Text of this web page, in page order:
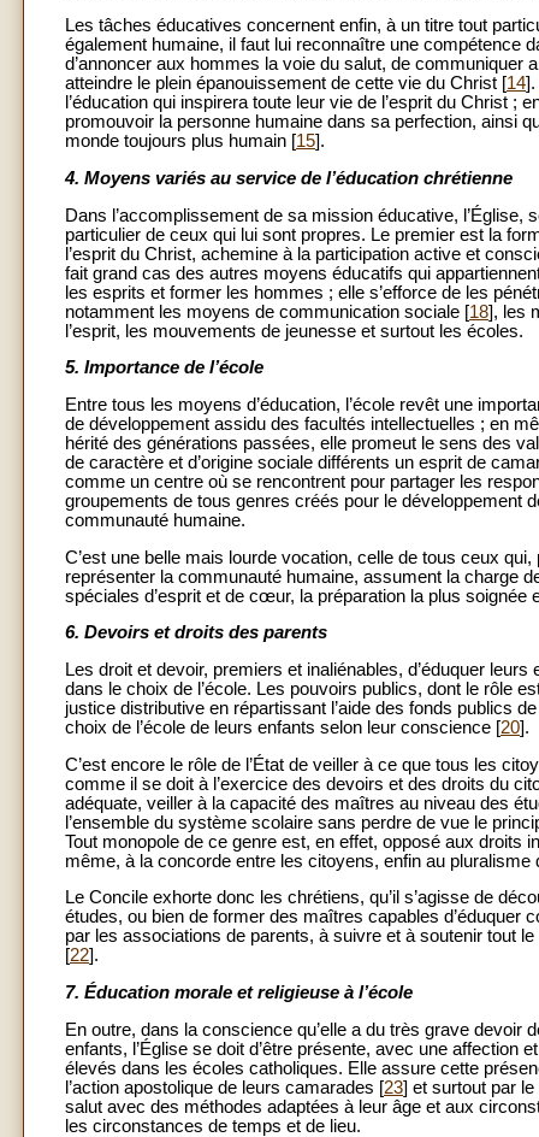
Les tâches éducatives concernent enfin, à un titre tout
également humaine, il faut lui reconnaître une compétence
d’annoncer aux hommes la voie du salut, de
atteindre le plein épanouissement de cette vie du Christ [14].
l’éducation qui inspirera toute leur vie de l’esprit du Christ
promouvoir la personne humaine dans sa perfection, ainsi
monde toujours plus humain [15].
4. Moyens variés au service de l’éducation chrétienne
Dans l’accomplissement de sa mission éducative,
particulier de ceux qui lui sont propres. Le premier est la
l’esprit du Christ, achemine à la participation active et
fait grand cas des autres moyens éducatifs qui
les esprits et former les hommes ; elle s’efforce de les
notamment les moyens de communication sociale [18], les
l’esprit, les mouvements de jeunesse et surtout les écoles.
5. Importance de l’école
Entre tous les moyens d’éducation, l’école revêt une
de développement assidu des facultés intellectuelles ; en
hérité des générations passées, elle promeut le sens des
de caractère et d’origine sociale différents un esprit de
comme un centre où se rencontrent pour partager les
groupements de tous genres créés pour le développement
communauté humaine.
C’est une belle mais lourde vocation, celle de tous ceux
représenter la communauté humaine, assument la charge
spéciales d’esprit et de cœur, la préparation la plus soignée
6. Devoirs et droits des parents
Les droit et devoir, premiers et inaliénables, d’éduquer
dans le choix de l’école. Les pouvoirs publics, dont le rôle
justice distributive en répartissant l’aide des fonds publics
choix de l’école de leurs enfants selon leur conscience [20].
C’est encore le rôle de l’État de veiller à ce que tous les
comme il se doit à l’exercice des devoirs et des droits du
adéquate, veiller à la capacité des maîtres au niveau des
l’ensemble du système scolaire sans perdre de vue le
Tout monopole de ce genre est, en effet, opposé aux droits
même, à la concorde entre les citoyens, enfin au
Le Concile exhorte donc les chrétiens, qu’il s’agisse de
études, ou bien de former des maîtres capables d’éduquer
par les associations de parents, à suivre et à soutenir tout
[22].
7. Éducation morale et religieuse à l’école
En outre, dans la conscience qu’elle a du très grave devoir
enfants, l’Église se doit d’être présente, avec une
élevés dans les écoles catholiques. Elle assure cette
l’action apostolique de leurs camarades [23] et surtout par
salut avec des méthodes adaptées à leur âge et aux
les circonstances de temps et de lieu.